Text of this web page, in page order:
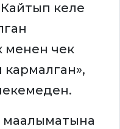
Кайтып келе
менен чек
маалыматына